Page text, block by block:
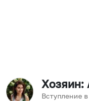
Хозяин:
Вступление